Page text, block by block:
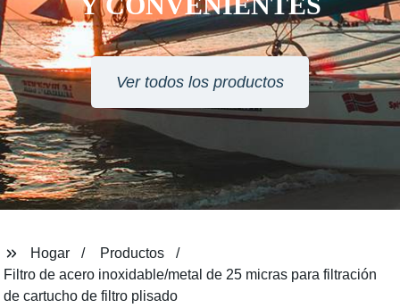
Ver todos los productos
Hogar
Productos
Filtro de acero inoxidable/metal de 25 micras para filtración
de cartucho de filtro plisado